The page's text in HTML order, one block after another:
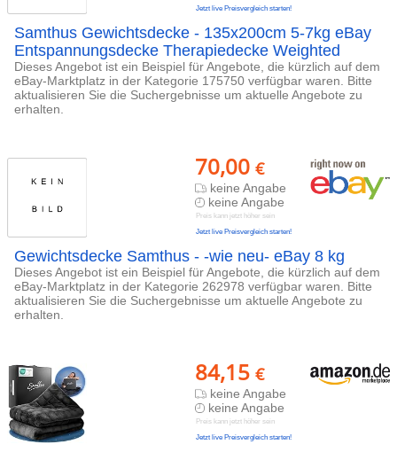
Jetzt live Preisvergleich starten!
Samthus Gewichtsdecke - 135x200cm 5-7kg eBay
Entspannungsdecke Therapiedecke Weighted
Dieses Angebot ist ein Beispiel für Angebote, die kürzlich auf dem
eBay-Marktplatz in der Kategorie 175750 verfügbar waren. Bitte
aktualisieren Sie die Suchergebnisse um aktuelle Angebote zu
erhalten.
70,00 €
keine Angabe
keine Angabe
Preis kann jetzt höher sein
Jetzt live Preisvergleich starten!
Gewichtsdecke Samthus - -wie neu- eBay 8 kg
Dieses Angebot ist ein Beispiel für Angebote, die kürzlich auf dem
eBay-Marktplatz in der Kategorie 262978 verfügbar waren. Bitte
aktualisieren Sie die Suchergebnisse um aktuelle Angebote zu
erhalten.
84,15 €
keine Angabe
keine Angabe
Preis kann jetzt höher sein
Jetzt live Preisvergleich starten!